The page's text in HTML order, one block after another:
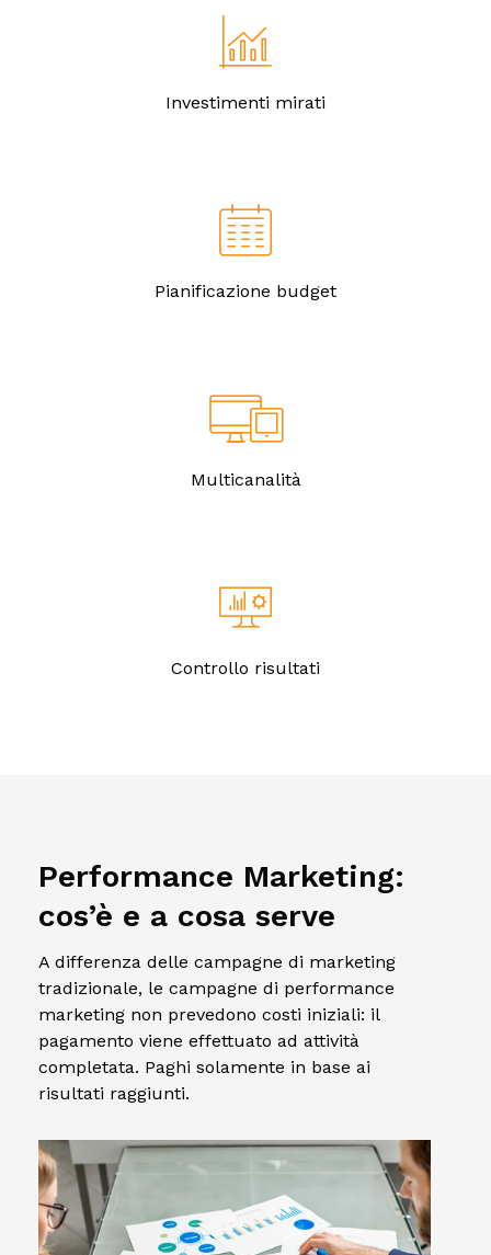
Investimenti mirati
Pianificazione budget
Multicanalità
Controllo risultati
Performance Marketing:
cos’è e a cosa serve
A differenza delle campagne di marketing
tradizionale, le campagne di performance
marketing non prevedono costi iniziali: il
pagamento viene effettuato ad attività
completata. Paghi solamente in base ai
risultati raggiunti.